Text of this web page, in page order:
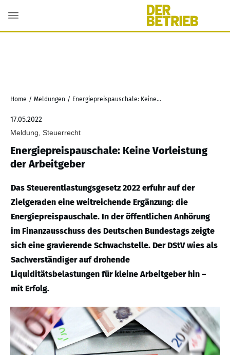
Home / Meldungen / Energiepreispauschale: Keine Vorleistung der Arbeitgeber
17.05.2022
Meldung, Steuerrecht
Energiepreispauschale: Keine Vorleistung
der Arbeitgeber
Das Steuerentlastungsgesetz 2022 erfuhr auf der
Zielgeraden eine weitreichende Ergänzung: die
Energiepreispauschale. In der öffentlichen Anhörung
im Finanzausschuss des Deutschen Bundestags zeigte
sich eine gravierende Schwachstelle. Der DStV wies als
Sachverständiger auf drohende
Liquiditätsbelastungen für kleine Arbeitgeber hin –
mit Erfolg.